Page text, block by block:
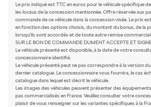
Le prix indiqué est TTC en euros pour le véhicule spécifique
les locaux de la concession mentionnée. Offre réservée aux
commande de ce véhicule dans la concession visée. Le prix
en fonction des options choisis, du montant du bonus, de la
lorsqu’ils sont accordés et de toute autre remise
SUR LE BON DE COMMANDE DUMENT ACCEPTE ET
Le véhicule présenté est disponible, à la date de votre
concessionnaire identifié.
Le véhicule présenté peut ne pas correspondre à la version
dernier catalogue. Le concessionnaire vous fournira, le cas
catalogue dans lequel est décrit le véhicule.
Les images des véhicules peuvent présenter des
pas commercialisés en France. Veuillez consulter votre
plaisir de vous renseigner sur les variantes spécifiques à la